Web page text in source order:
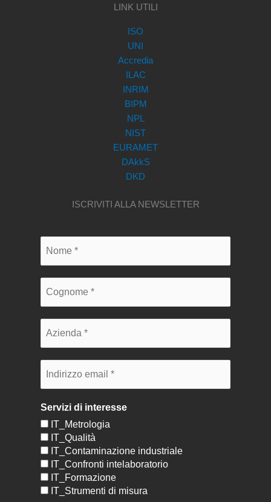
LINK UTILI
ISO
UNI
Accredia
ILAC
INRIM
BIPM
NPL
NIST
EURAMET
DAkkS
DKD
ISCRIVITI ALLA NEWSLETTER
Servizi di interesse
IT_Metrologia
IT_Qualità
IT_Contaminazione industriale
IT_Confronti intelaboratorio
IT_Formazione
IT_Strumenti di misura